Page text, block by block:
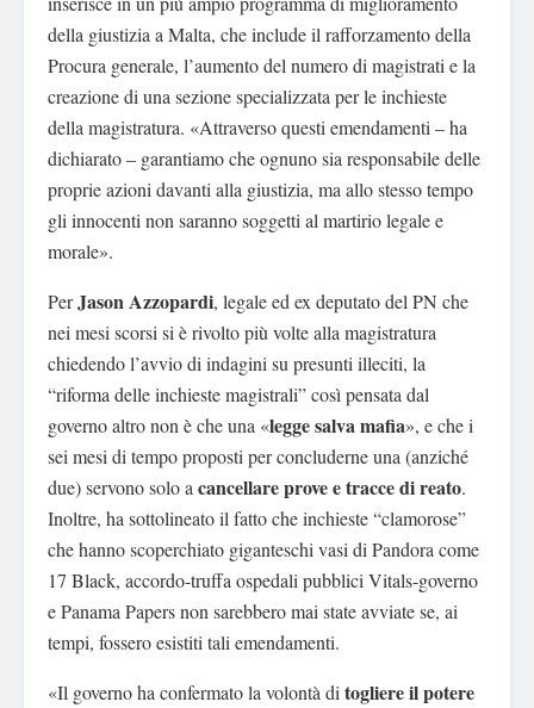
della giustizia a Malta, che include il rafforzamento della
Procura generale, l’aumento del numero di magistrati e la
creazione di una sezione specializzata per le inchieste
della magistratura. «Attraverso questi emendamenti – ha
dichiarato – garantiamo che ognuno sia responsabile delle
proprie azioni davanti alla giustizia, ma allo stesso tempo
gli innocenti non saranno soggetti al martirio legale e
morale».
PerJason Azzopardi, legale ed ex deputato del PN che
nei mesi scorsi si è rivolto più volte alla magistratura
chiedendo l’avvio di indagini su presunti illeciti, la
“riforma delle inchieste magistrali” così pensata dal
governo altro non è che una «legge salva mafia», e che i
sei mesi di tempo proposti per concluderne una (anziché
due) servono solo a cancellare prove e tracce di reato.
Inoltre, ha sottolineato il fatto che inchieste “clamorose”
che hanno scoperchiato giganteschi vasi di Pandora come
17 Black, accordo-truffa ospedali pubblici Vitals-governo
e Panama Papers non sarebbero mai state avviate se, ai
tempi, fossero esistiti tali emendamenti.
«Il governo ha confermato la volontà di togliere il potere